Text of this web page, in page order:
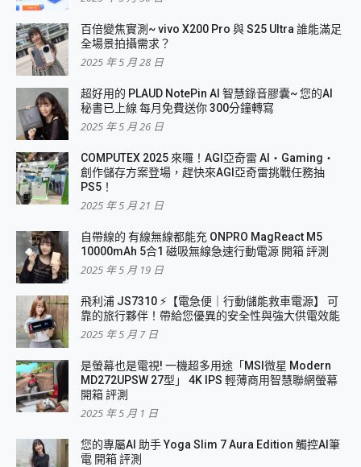
百倍變焦實測~ vivo X200 Pro 與 S25 Ultra 誰能滿足
全場景拍攝需求？
2025 年 5 月 28 日
超好用的 PLAUD NotePin AI 智慧錄音膠囊~ 您的AI
秘書已上線 每月免費送你 300分鐘轉寫
2025 年 5 月 26 日
COMPUTEX 2025 來囉！AGI亞奇雷 AI・Gaming・
創作儲存方案登場，趕快來AGI亞奇雷挑戰任務抽
PS5！
2025 年 5 月 21 日
自帶線的 有線無線都能充 ONPRO MagReact M5
10000mAh 5合1 磁吸無線急速行動電源 開箱 評測
2025 年 5 月 19 日
飛利浦 JS7310 ⚡【電急便｜行動儲能救車電源】 可
靠的旅行夥伴！帶給您優異的安全性與強大供電效能
2025 年 5 月 7 日
是螢幕也是電視! 一機超多用途「MSI微星 Modern
MD272UPSW 27型」 4K IPS 輕薄商用智慧聯網螢幕
開箱 評測
2025 年 5 月 1 日
您的專屬AI 助手 Yoga Slim 7 Aura Edition 觸控AI筆
電 開箱 評測